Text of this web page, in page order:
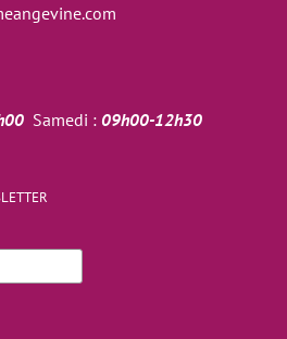
Samedi : 09h00-12h30